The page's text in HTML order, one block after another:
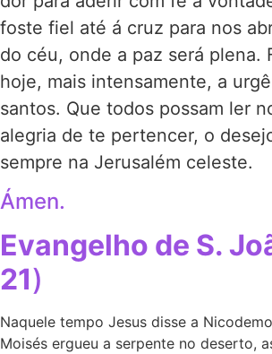
foste fiel até á cruz para nos
do céu, onde a paz será plena.
hoje, mais intensamente, a
santos. Que todos possam ler
alegria de te pertencer, o
sempre na Jerusalém celeste.
Ámen.
Evangelho de S.
21)
Naquele tempo Jesus disse a
Moisés ergueu a serpente no deserto,